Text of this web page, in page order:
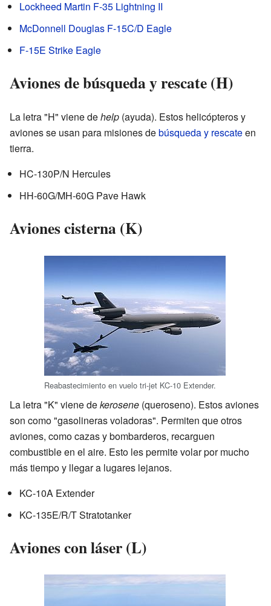
Lockheed Martin F-35 Lightning II
McDonnell Douglas F-15C/D Eagle
F-15E Strike Eagle
Aviones de búsqueda y rescate (H)
La letra "H" viene dehelp (ayuda). Estos helicópteros y
aviones se usan para misiones debúsqueda y rescateen
tierra.
HC-130P/N Hercules
HH-60G/MH-60G Pave Hawk
Aviones cisterna (K)
Reabastecimiento en vuelo tri-jet KC-10 Extender.
La letra "K" viene dekerosene (queroseno). Estos aviones
son como "gasolineras voladoras". Permiten que otros
aviones, como cazas y bombarderos, recarguen
combustible en el aire. Esto les permite volar por mucho
más tiempo y llegar a lugares lejanos.
KC-10A Extender
KC-135E/R/T Stratotanker
Aviones con láser (L)